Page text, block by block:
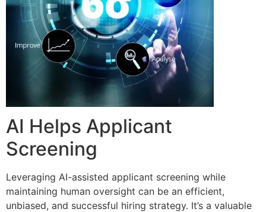
AI Helps Applicant
Screening
Leveraging AI-assisted applicant screening while
maintaining human oversight can be an efficient,
unbiased, and successful hiring strategy. It’s a valuable